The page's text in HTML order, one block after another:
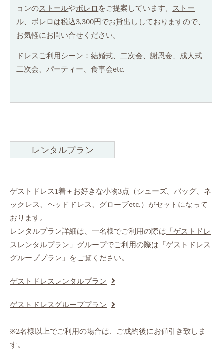
ョンのストールやボレロ をご提案しています。 ストー
ル、ボレロ は税込3,300円でお貸出ししておりますので、
お気軽にお問い合せください。
ドレスご利用シーン：結婚式、二次会、謝恩会、成人式
二次会、パーティー、食事会etc.
レンタルプラン
ゲストドレス1着＋お好きな小物3点（シューズ、バッグ、ネ
ックレス、ヘッドドレス、グローブetc.）がセットになって
おります。
レンタルプラン詳細は、一名様でご利用の際は 「ゲストドレ
スレンタルプラン」 グループでご利用の際は 「ゲストドレス
グループプラン」 をご覧ください。
ゲストドレスレンタルプラン
ゲストドレスグループプラン
※2名様以上でご利用の場合は、ご成約後にお値引き致しま
す。